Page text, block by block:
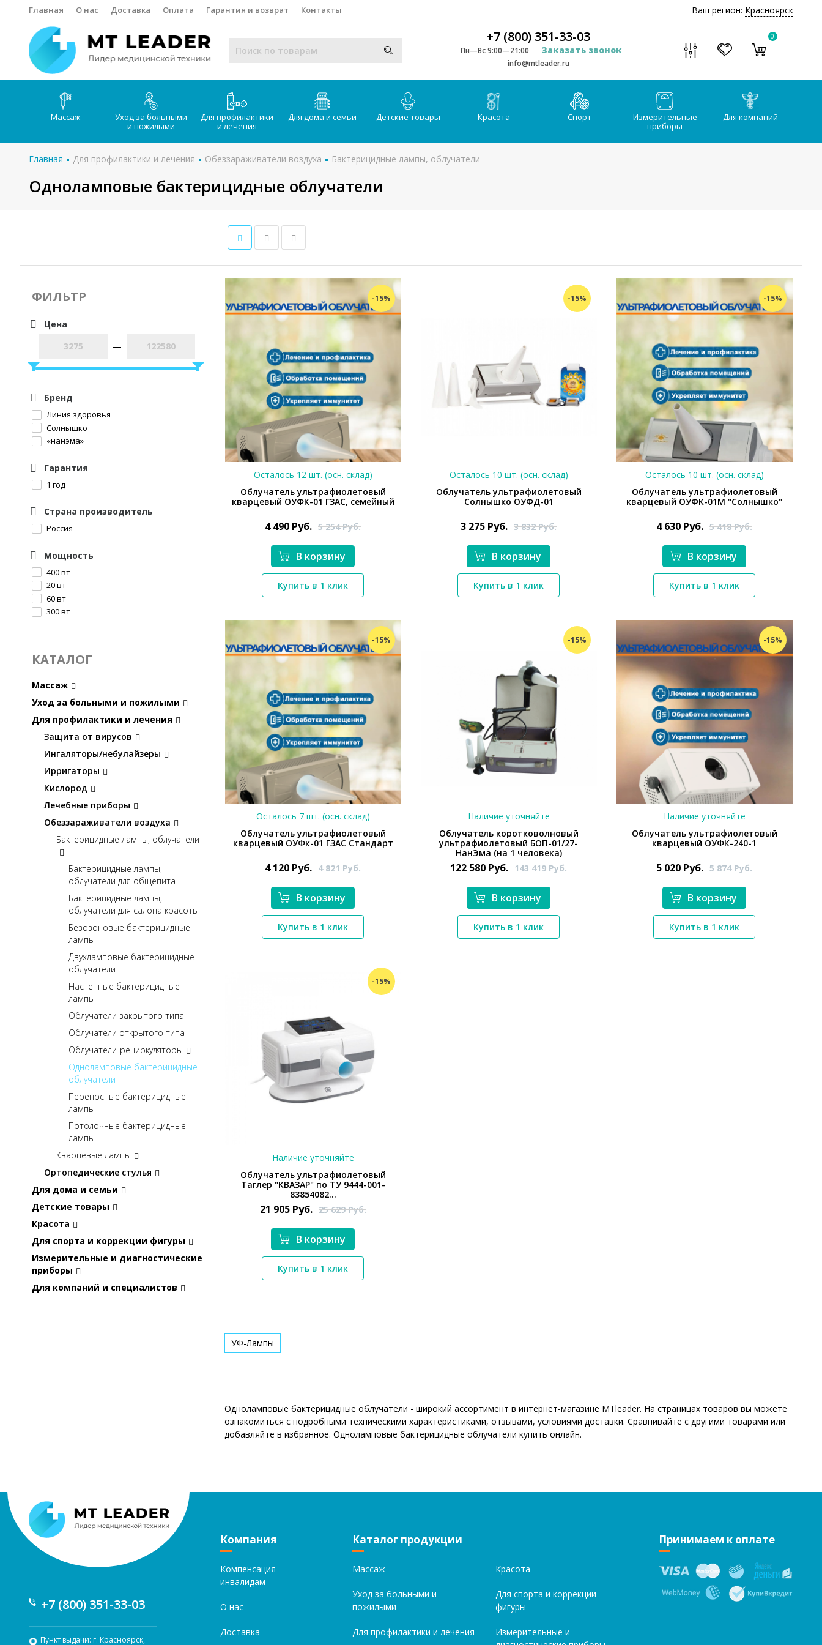
Главная О нас Доставка Оплата Гарантия и возврат Контакты Ваш регион: Красноярск
+7 (800) 351-33-03
Пн—Вс 9:00—21:00 Заказать звонок
info@mtleader.ru
0
Массаж
Уход за больными
и пожилыми
Для профилактики
и лечения
Для дома и семьи Детские товары Красота Спорт
Измерительные
приборы
Для компаний
Главная Для профилактики и лечения Обеззараживатели воздуха Бактерицидные лампы, облучатели
Одноламповые бактерицидные облучатели
ФИЛЬТР
Цена
—
Бренд
Линия здоровья
Солнышко
«нанэма»
Гарантия
1 год
Страна производитель
Россия
Мощность
400 вт
20 вт
60 вт
300 вт
КАТАЛОГ
Массаж
Уход за больными и пожилыми
Для профилактики и лечения
Защита от вирусов
Ингаляторы/небулайзеры
Ирригаторы
Кислород
Лечебные приборы
Обеззараживатели воздуха
Бактерицидные лампы, облучатели
Бактерицидные лампы,
облучатели для общепита
Бактерицидные лампы,
облучатели для салона красоты
Безозоновые бактерицидные
лампы
Двухламповые бактерицидные
облучатели
Настенные бактерицидные
лампы
Облучатели закрытого типа
Облучатели открытого типа
Облучатели-рециркуляторы
Одноламповые бактерицидные
облучатели
Переносные бактерицидные
лампы
Потолочные бактерицидные
лампы
Кварцевые лампы
Ортопедические стулья
Для дома и семьи
Детские товары
Красота
Для спорта и коррекции фигуры
Измерительные и диагностические
приборы
Для компаний и специалистов
-15%
Осталось 12 шт. (осн. склад)
Облучатель ультрафиолетовый
кварцевый ОУФК-01 ГЗАС, семейный
4 490 Руб. 5 254Руб.
В корзину
Купить в 1 клик
-15%
*}
Осталось 10 шт. (осн. склад)
Облучатель ультрафиолетовый
Солнышко ОУФД-01
3 275 Руб. 3 832Руб.
В корзину
Купить в 1 клик
-15%
Осталось 10 шт. (осн. склад)
Облучатель ультрафиолетовый
кварцевый ОУФК-01М "Солнышко"
4 630 Руб. 5 418Руб.
В корзину
Купить в 1 клик
-15%
Осталось 7 шт. (осн. склад)
Облучатель ультрафиолетовый
кварцевый ОУФк-01 ГЗАС Стандарт
4 120 Руб. 4 821Руб.
В корзину
Купить в 1 клик
-15%
*}
Наличие уточняйте
Облучатель коротковолновый
ультрафиолетовый БОП-01/27-
НанЭма (на 1 человека)
122 580 Руб. 143 419Руб.
В корзину
Купить в 1 клик
-15%
Наличие уточняйте
Облучатель ультрафиолетовый
кварцевый ОУФК-240-1
5 020 Руб. 5 874Руб.
В корзину
Купить в 1 клик
-15%
*}
Наличие уточняйте
Облучатель ультрафиолетовый
Таглер "КВАЗАР" по ТУ 9444-001-
83854082...
21 905 Руб. 25 629Руб.
В корзину
Купить в 1 клик
УФ-Лампы
Одноламповые бактерицидные облучатели - широкий ассортимент в интернет-магазине MTleader. На страницах товаров вы можете
ознакомиться с подробными техническими характеристиками, отзывами, условиями доставки. Сравнивайте с другими товарами или
добавляйте в избранное. Одноламповые бактерицидные облучатели купить онлайн.
+7 (800) 351-33-03
Пункт выдачи: г. Красноярск,
Компания
Компенсация
инвалидам
О нас
Доставка
Каталог продукции
Массаж
Уход за больными и
пожилыми
Для профилактики и лечения
Красота
Для спорта и коррекции
фигуры
Измерительные и
Принимаем к оплате